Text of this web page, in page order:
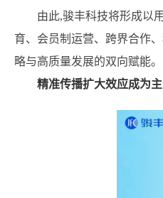
由此,骏丰科技将形成以
育、会员制运营、跨界合作
略与高质量发展的双向赋能。
精准传播扩大效应成为